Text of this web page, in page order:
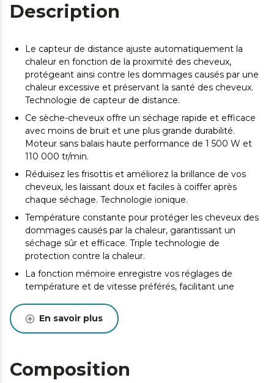
Description
Le capteur de distance ajuste automatiquement la
chaleur en fonction de la proximité des cheveux,
protégeant ainsi contre les dommages causés par une
chaleur excessive et préservant la santé des cheveux.
Technologie de capteur de distance.
Ce sèche-cheveux offre un séchage rapide et efficace
avec moins de bruit et une plus grande durabilité.
Moteur sans balais haute performance de 1 500 W et
110 000 tr/min.
Réduisez les frisottis et améliorez la brillance de vos
cheveux, les laissant doux et faciles à coiffer après
chaque séchage. Technologie ionique.
Température constante pour protéger les cheveux des
dommages causés par la chaleur, garantissant un
séchage sûr et efficace. Triple technologie de
protection contre la chaleur.
La fonction mémoire enregistre vos réglages de
température et de vitesse préférés, facilitant une
Fonction mémoire.
Flux d'air enveloppant qui prend soin de chaque cheveu
Finition soyeuse et sans frisottis. Anti-frisottis.
Simplifiez le coiffage et le lissage, pour un résultat lisse
En savoir plus
Composition